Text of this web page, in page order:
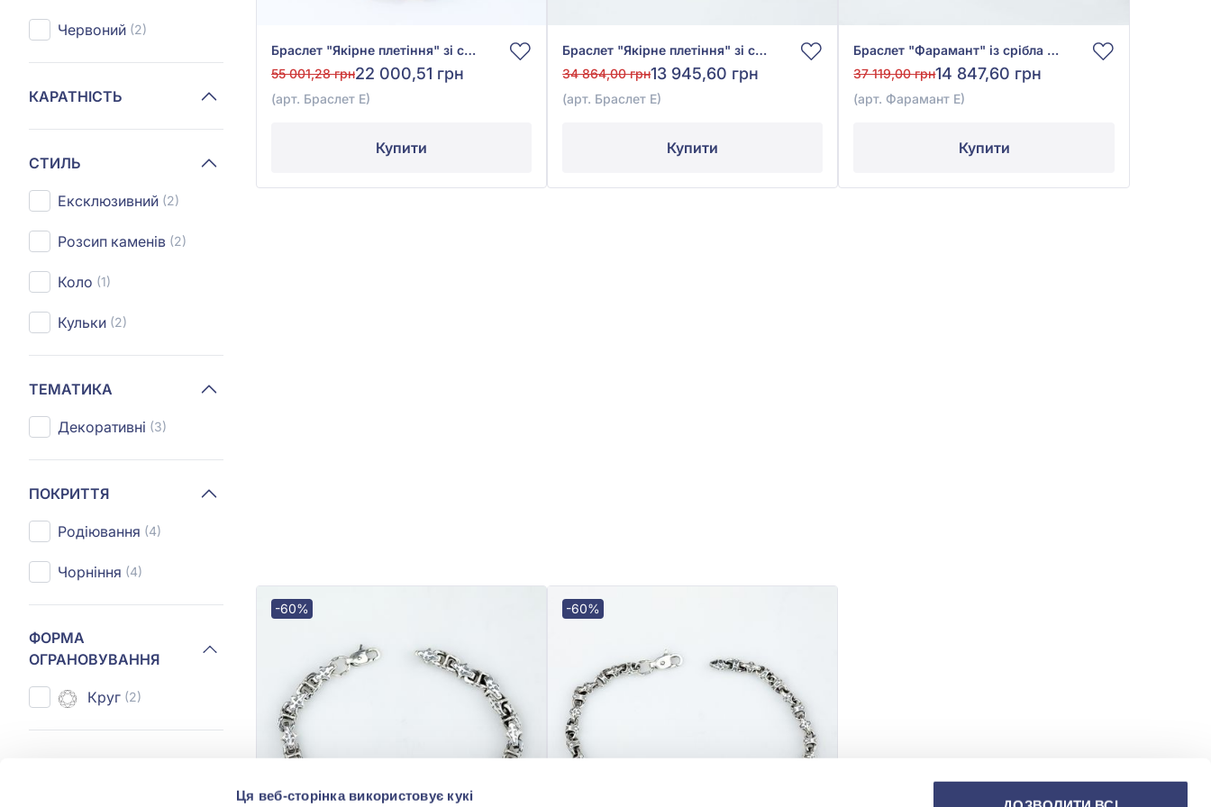
Ця веб-сторінка використовує кукі
Червоний (2)
КАРАТНІСТЬ
СТИЛЬ
Ексклюзивний (2)
Розсип каменів (2)
Коло (1)
Кульки (2)
ТЕМАТИКА
Декоративні (3)
ПОКРИТТЯ
Родіювання (4)
Чорніння (4)
ФОРМА
ОГРАНОВУВАННЯ
Круг (2)
Браслет "Якірне плетіння" зі срібла 925°, арт. Браслет Е
55 001,28 грн22 000,51 грн
(арт. Браслет Е)
Купити
Браслет "Якірне плетіння" зі срібла 925° без вставки, арт. Браслет Е
34 864,00 грн13 945,60 грн
(арт. Браслет Е)
Купити
Браслет "Фарамант" із срібла 925° без вставки, арт. Фарамант Е
37 119,00 грн14 847,60 грн
(арт. Фарамант Е)
Купити
-60% -60%